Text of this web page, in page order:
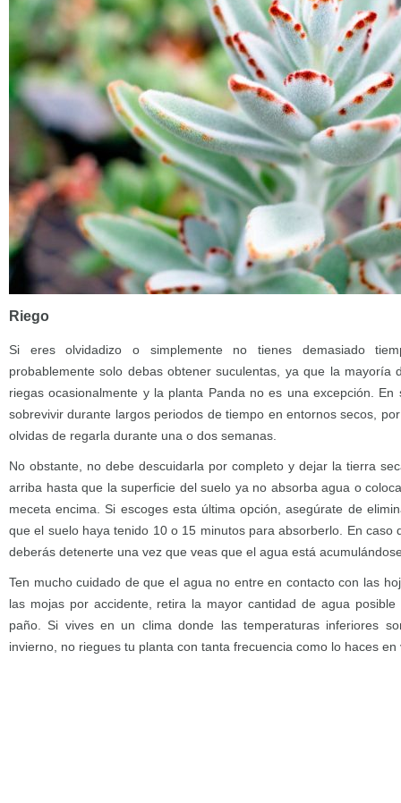
Riego
Si eres olvidadizo o simplemente no tienes demasiado
probablemente solo debas obtener suculentas, ya que la mayoría
riegas ocasionalmente y la planta Panda no es una excepción.
sobrevivir durante largos periodos de tiempo en entornos secos,
olvidas de regarla durante una o dos semanas.
No obstante, no debe descuidarla por completo y dejar la tierra
arriba hasta que la superficie del suelo ya no absorba agua o
meceta encima. Si escoges esta última opción, asegúrate de
que el suelo haya tenido 10 o 15 minutos para absorberlo. En caso
deberás detenerte una vez que veas que el agua está
Ten mucho cuidado de que el agua no entre en contacto con las
las mojas por accidente, retira la mayor cantidad de agua
paño. Si vives en un clima donde las temperaturas inferiores
invierno, no riegues tu planta con tanta frecuencia como lo haces en